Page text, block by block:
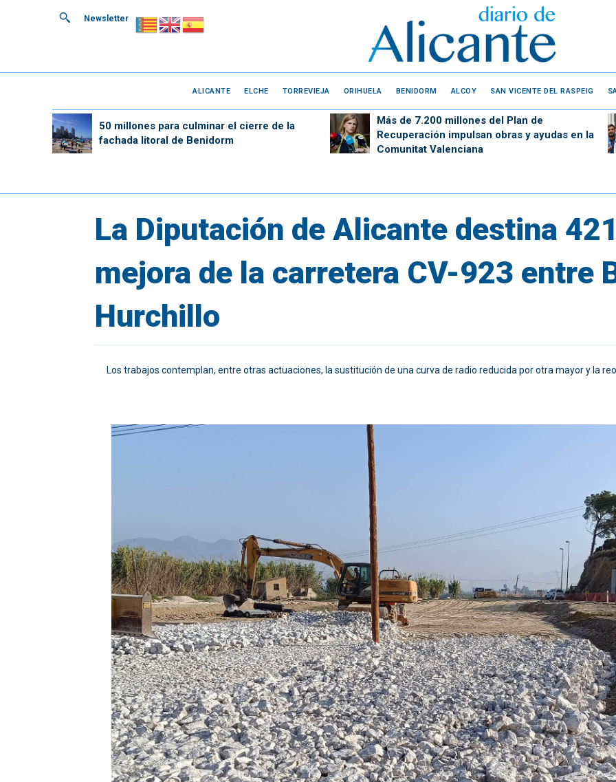
Newsletter
ALICANTE ELCHE TORREVIEJA ORIHUELA BENIDORM ALCOY SAN VICENTE DEL RASPEIG
50 millones para culminar el cierre de la
fachada litoral de Benidorm
Más de 7.200 millones del Plan de
Recuperación impulsan obras y ayudas en la
Comunitat Valenciana
La Diputación de Alicante destina
mejora de la carretera CV-923 entre
Hurchillo
Los trabajos contemplan, entre otras actuaciones, la sustitución de una curva de radio reducida por otra mayor y la